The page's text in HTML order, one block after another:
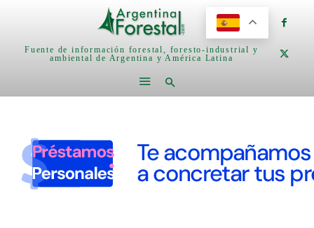
Fuente de información forestal, foresto-industrial y
ambiental de Argentina y América Latina